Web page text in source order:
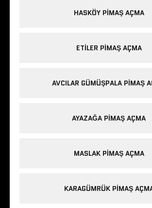
HASKÖY PIMAŞ AÇMA
ETILER PIMAŞ AÇMA
AVCILAR GÜMÜŞPALA PIMAŞ
AYAZAĞA PIMAŞ AÇMA
MASLAK PIMAŞ AÇMA
KARAGÜMRÜK PIMAŞ